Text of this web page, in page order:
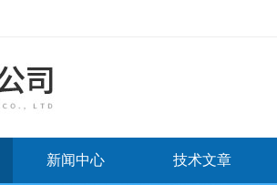
新闻中心 技术文章